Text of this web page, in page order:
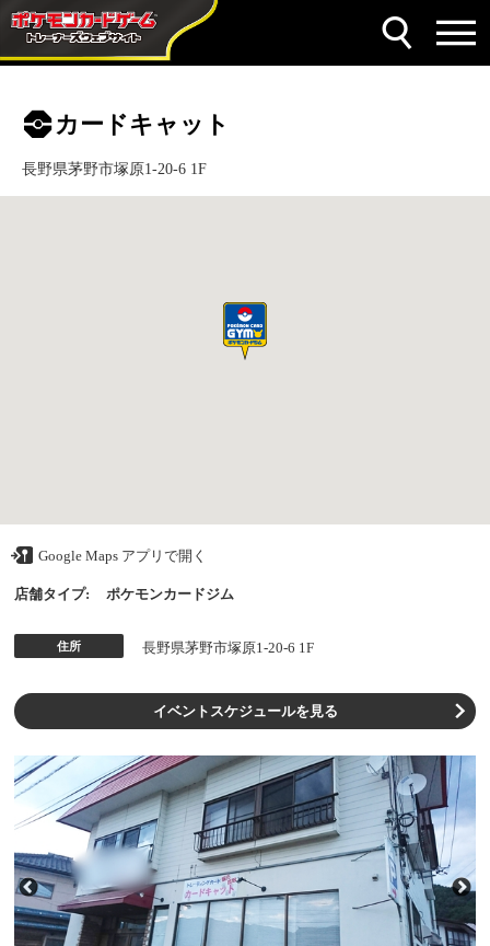
カードキャット
長野県茅野市塚原1-20-6 1F
Google Maps アプリで開く
店舗タイプ: ポケモンカードジム
住所 長野県茅野市塚原1-20-6 1F
イベントスケジュールを見る